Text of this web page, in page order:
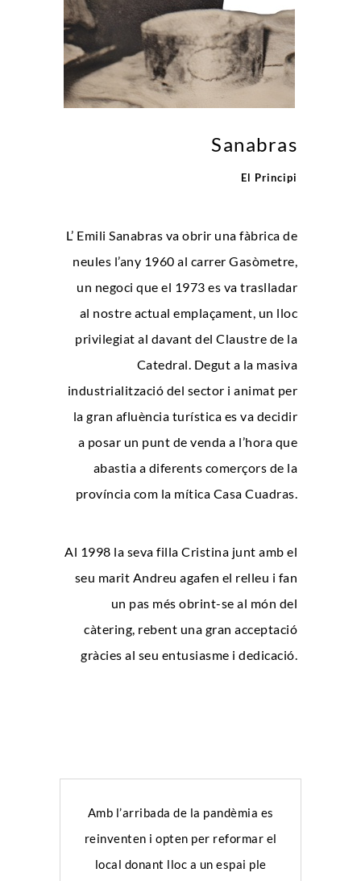
Sanabras
El Principi
L’ Emili Sanabras va obrir una fàbrica de
neules l’any 1960 al carrer Gasòmetre,
un negoci que el 1973 es va traslladar
al nostre actual emplaçament, un lloc
privilegiat al davant del Claustre de la
Catedral. Degut a la masiva
industrialització del sector i animat per
la gran afluència turística es va decidir
a posar un punt de venda a l’hora que
abastia a diferents comerçors de la
província com la mítica Casa Cuadras.
Al 1998 la seva filla Cristina junt amb el
seu marit Andreu agafen el relleu i fan
un pas més obrint-se al món del
càtering, rebent una gran acceptació
gràcies al seu entusiasme i dedicació.
Amb l’arribada de la pandèmia es
reinventen i opten per reformar el
local donant lloc a un espai ple